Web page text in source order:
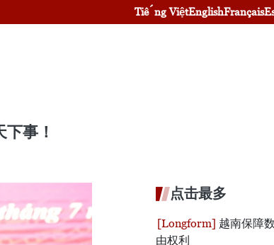
Tiếng ViệtEnglishFrançais
事！
点击最多
越南保障
由权利